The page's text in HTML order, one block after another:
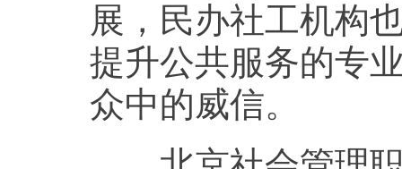
展，民办社工机构
提升公共服务的专
众中的威信。